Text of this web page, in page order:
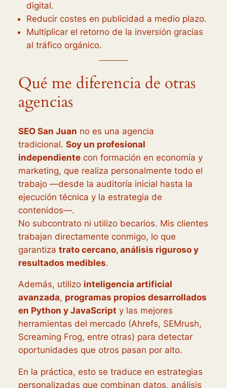
digital.
Reducir costes en publicidad a medio plazo.
Multiplicar el retorno de la inversión gracias
al tráfico orgánico.
Qué me diferencia de otras
agencias
SEO San Juan no es una agencia
tradicional. Soy un profesional
independientecon formación en economía y
marketing, que realiza personalmente todo el
trabajo —desde la auditoría inicial hasta la
ejecución técnica y la estrategia de
contenidos—.
No subcontrato ni utilizo becarios. Mis clientes
trabajan directamente conmigo, lo que
garantiza trato cercano, análisis riguroso y
resultados medibles.
Además, utilizo inteligencia artificial
avanzada, programas propios desarrollados
en Python y JavaScript y las mejores
herramientas del mercado (Ahrefs, SEMrush,
Screaming Frog, entre otras) para detectar
oportunidades que otros pasan por alto.
En la práctica, esto se traduce en estrategias
personalizadas que combinan datos, análisis